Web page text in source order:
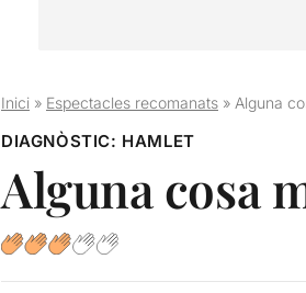
Inici» Espectacles recomanats» Alguna
DIAGNÒSTIC: HAMLET
Alguna cosa